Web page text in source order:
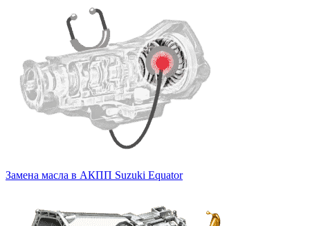
Замена масла в АКПП Suzuki Equator